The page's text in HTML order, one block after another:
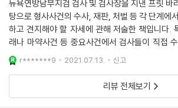
책 『정의는 어떻게 실현되는가』는 그가 수많은
검사로서의 딜레마와 인간적 고뇌, 법 시스템의
지닌 편향적 사고 등을 살펴보며, 정의를 실현하
야 할 것이 무엇인가를 생생하게 전달한다.
“사회정의와 공정함은 무엇으로 지켜낼 수 있는가?”
_ 각자의 ‘정의관’이 쟁투를 벌이는 한국 사회에
뉴욕연방남부지검 검사 및 검사장을 지낸 프릿 바
탕으로 형사사건의 수사, 재판, 처벌 등 각 단계에
하고 견지해야 할 자세에 관해 저술한 책입니다.
래나 마약사건 등 중요사건에서 검사들이 직접
확인할 수 있고, 배심재판의 과정, 정의 발견을 위
는 장면이 인싱
r*******9 2021.07.13. 신고
리뷰 전체보기